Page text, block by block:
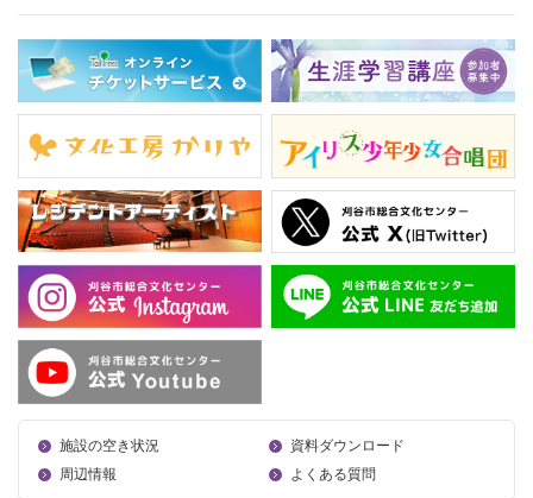
施設の空き状況
資料ダウンロード
周辺情報
よくある質問